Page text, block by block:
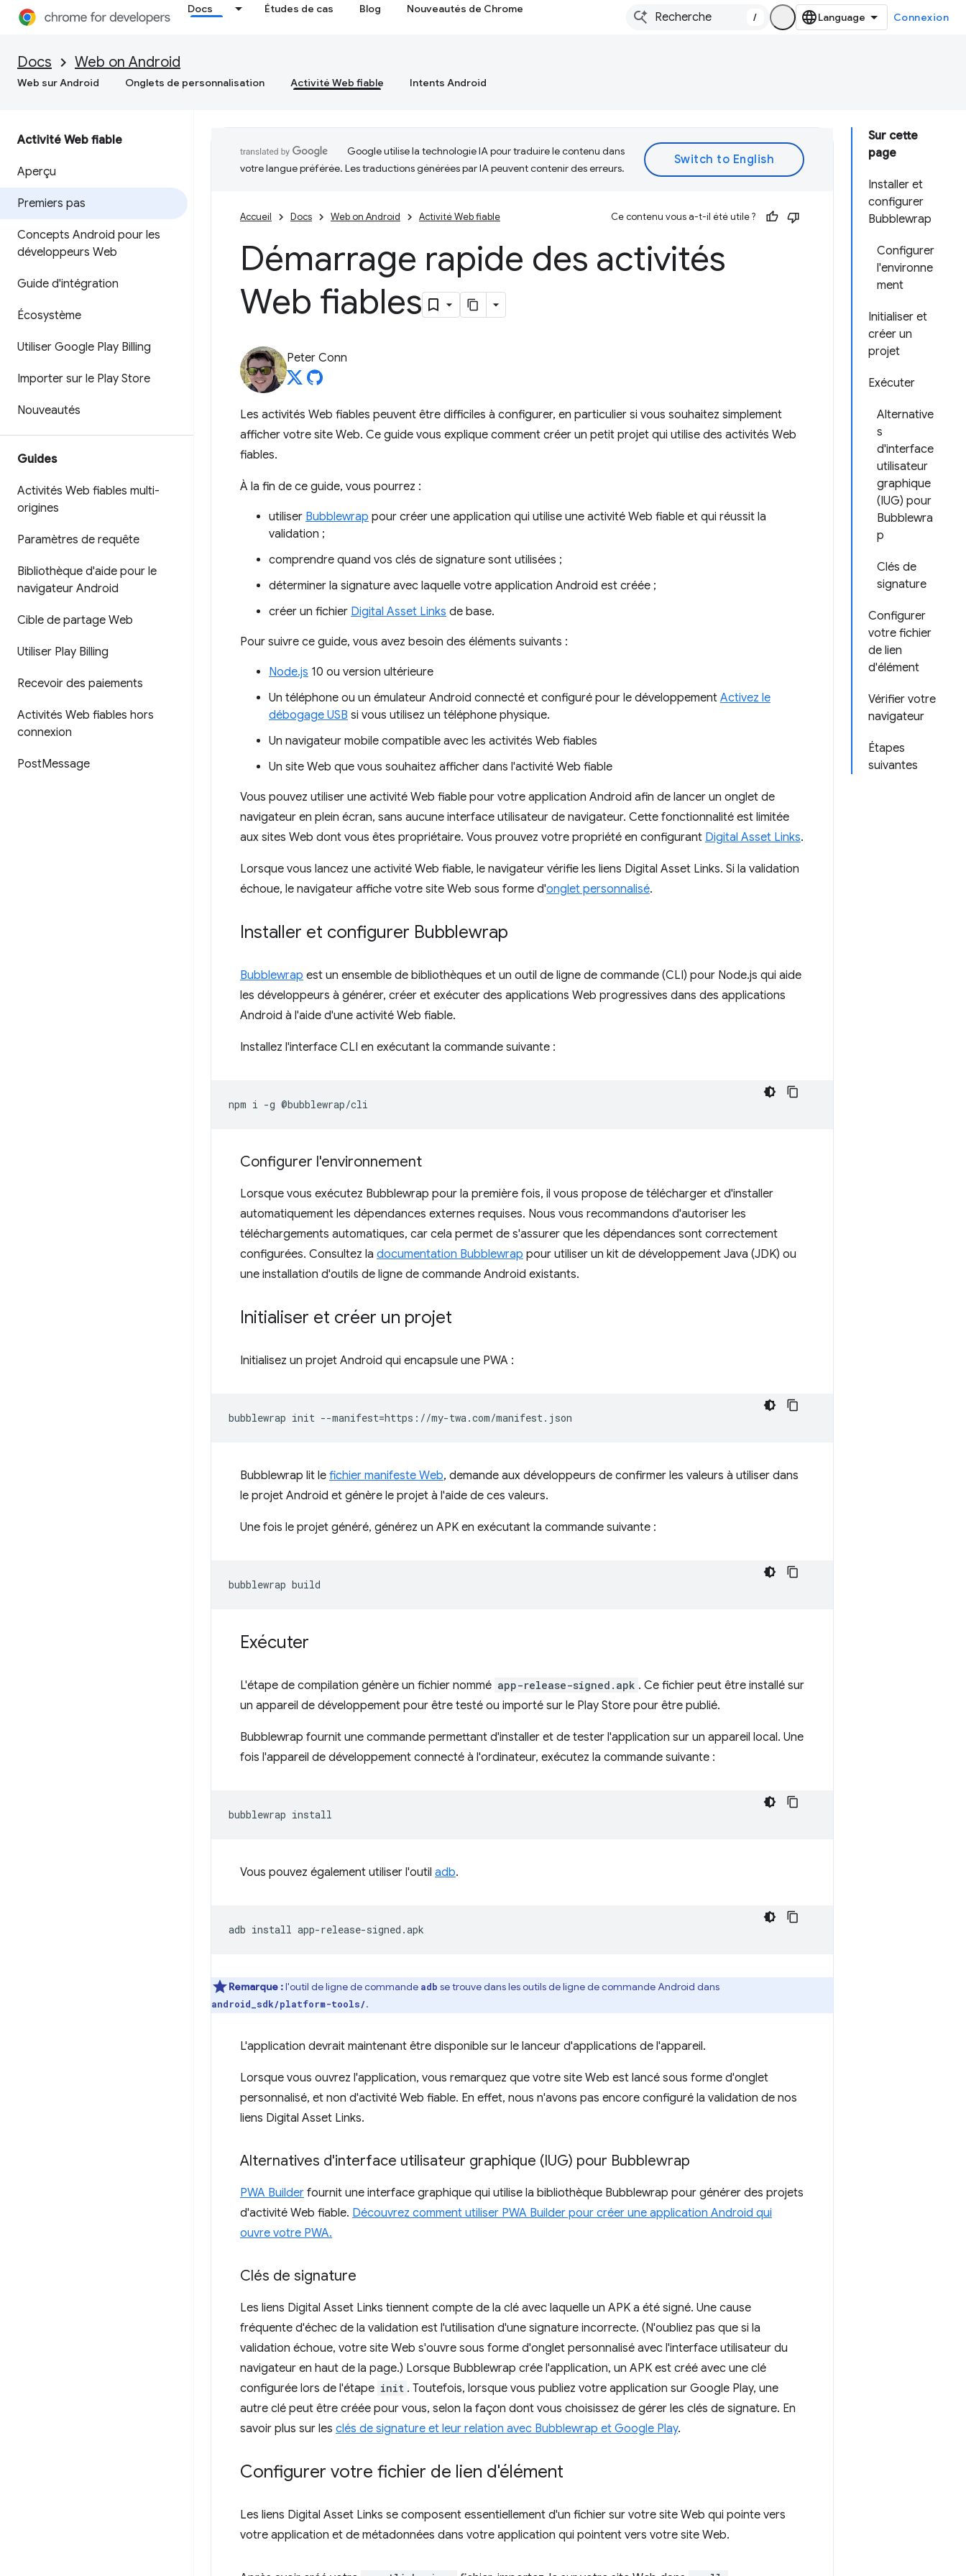
Docs Études de cas Blog Nouveautés de Chrome
/ Connexion
Docs Web on Android
Web sur Android Onglets de personnalisation Activité Web fiable Intents Android
Activité Web fiable
Aperçu
Premiers pas
Concepts Android pour les
développeurs Web
Guide d'intégration
Écosystème
Utiliser Google Play Billing
Importer sur le Play Store
Nouveautés
Guides
Activités Web fiables multi-
origines
Paramètres de requête
Bibliothèque d'aide pour le
navigateur Android
Cible de partage Web
Utiliser Play Billing
Recevoir des paiements
Activités Web fiables hors
connexion
PostMessage
Sur cette
page
Installer et
configurer
Bubblewrap
Configurer
l'environne
ment
Initialiser et
créer un
projet
Exécuter
Alternative
s
d'interface
utilisateur
graphique
(IUG) pour
Bubblewra
p
Clés de
signature
Configurer
votre fichier
de lien
d'élément
Vérifier votre
navigateur
Étapes
suivantes
Google utilise la technologie IA pour traduire le contenu dans
votre langue préférée. Les traductions générées par IA peuvent contenir des erreurs.
Accueil Docs Web on Android Activité Web fiable Ce contenu vous a-t-il été utile ?
Démarrage rapide des activités
Web fiables
Peter Conn
Les activités Web fiables peuvent être difficiles à configurer, en particulier si vous souhaitez simplement
afficher votre site Web. Ce guide vous explique comment créer un petit projet qui utilise des activités Web
fiables.
À la fin de ce guide, vous pourrez :
utiliser Bubblewrap pour créer une application qui utilise une activité Web fiable et qui réussit la
validation ;
comprendre quand vos clés de signature sont utilisées ;
déterminer la signature avec laquelle votre application Android est créée ;
créer un fichier Digital Asset Links de base.
Pour suivre ce guide, vous avez besoin des éléments suivants :
Node.js 10 ou version ultérieure
Un téléphone ou un émulateur Android connecté et configuré pour le développement Activez le
débogage USB si vous utilisez un téléphone physique.
Un navigateur mobile compatible avec les activités Web fiables
Un site Web que vous souhaitez afficher dans l'activité Web fiable
Vous pouvez utiliser une activité Web fiable pour votre application Android afin de lancer un onglet de
navigateur en plein écran, sans aucune interface utilisateur de navigateur. Cette fonctionnalité est limitée
aux sites Web dont vous êtes propriétaire. Vous prouvez votre propriété en configurant Digital Asset Links.
Lorsque vous lancez une activité Web fiable, le navigateur vérifie les liens Digital Asset Links. Si la validation
échoue, le navigateur affiche votre site Web sous forme d'onglet personnalisé.
Installer et configurer Bubblewrap
Bubblewrap est un ensemble de bibliothèques et un outil de ligne de commande (CLI) pour Node.js qui aide
les développeurs à générer, créer et exécuter des applications Web progressives dans des applications
Android à l'aide d'une activité Web fiable.
Installez l'interface CLI en exécutant la commande suivante :
npm i -g
Configurer l'environnement
Lorsque vous exécutez Bubblewrap pour la première fois, il vous propose de télécharger et d'installer
automatiquement les dépendances externes requises. Nous vous recommandons d'autoriser les
téléchargements automatiques, car cela permet de s'assurer que les dépendances sont correctement
configurées. Consultez la documentation Bubblewrap pour utiliser un kit de développement Java (JDK) ou
une installation d'outils de ligne de commande Android existants.
Initialiser et créer un projet
Initialisez un projet Android qui encapsule une PWA :
bubblewrap init --manifest=
Bubblewrap lit le fichier manifeste Web, demande aux développeurs de confirmer les valeurs à utiliser dans
le projet Android et génère le projet à l'aide de ces valeurs.
Une fois le projet généré, générez un APK en exécutant la commande suivante :
bubblewrap
Exécuter
L'étape de compilation génère un fichier nommé app-release-signed.apk . Ce fichier peut être installé sur
un appareil de développement pour être testé ou importé sur le Play Store pour être publié.
Bubblewrap fournit une commande permettant d'installer et de tester l'application sur un appareil local. Une
fois l'appareil de développement connecté à l'ordinateur, exécutez la commande suivante :
bubblewrap
Vous pouvez également utiliser l'outil adb.
adb install
Remarque :l'outil de ligne de commande adb se trouve dans les outils de ligne de commande Android dans
android_sdk/platform-tools/.
L'application devrait maintenant être disponible sur le lanceur d'applications de l'appareil.
Lorsque vous ouvrez l'application, vous remarquez que votre site Web est lancé sous forme d'onglet
personnalisé, et non d'activité Web fiable. En effet, nous n'avons pas encore configuré la validation de nos
liens Digital Asset Links.
Alternatives d'interface utilisateur graphique (IUG) pour Bubblewrap
PWA Builder fournit une interface graphique qui utilise la bibliothèque Bubblewrap pour générer des projets
d'activité Web fiable. Découvrez comment utiliser PWA Builder pour créer une application Android qui
ouvre votre PWA.
Clés de signature
Les liens Digital Asset Links tiennent compte de la clé avec laquelle un APK a été signé. Une cause
fréquente d'échec de la validation est l'utilisation d'une signature incorrecte. (N'oubliez pas que si la
validation échoue, votre site Web s'ouvre sous forme d'onglet personnalisé avec l'interface utilisateur du
navigateur en haut de la page.) Lorsque Bubblewrap crée l'application, un APK est créé avec une clé
configurée lors de l'étape init . Toutefois, lorsque vous publiez votre application sur Google Play, une
autre clé peut être créée pour vous, selon la façon dont vous choisissez de gérer les clés de signature. En
savoir plus sur les clés de signature et leur relation avec Bubblewrap et Google Play.
Configurer votre fichier de lien d'élément
Les liens Digital Asset Links se composent essentiellement d'un fichier sur votre site Web qui pointe vers
votre application et de métadonnées dans votre application qui pointent vers votre site Web.